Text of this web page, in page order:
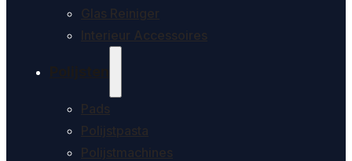
Glas Reiniger
Interieur Accessoires
Pads
Polijstpasta
Polijstmachines